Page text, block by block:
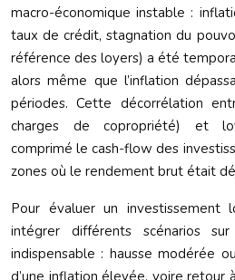
macro-économique instable :
taux de crédit, stagnation du
référence des loyers) a été
alors même que l’inflation
périodes. Cette décorrélation
charges de copropriété) et
comprimé le cash-flow des
zones où le rendement brut était
Pour évaluer un investissement
intégrer différents scénarios
indispensable : hausse modérée
d’une inflation élevée, voire retour